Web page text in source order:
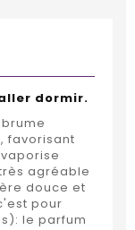
dormir.
favorisant
agréable
douce et
pour
le parfum